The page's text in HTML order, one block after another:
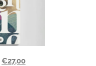
€27,00